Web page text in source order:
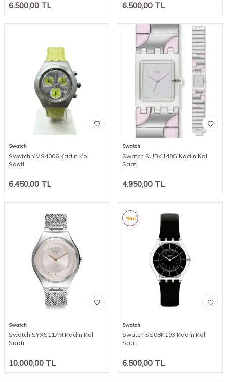
6.500,00 TL 6.500,00 TL
Swatch
Swatch YMS4006 Kadın Kol
Saati
6.450,00 TL
Swatch
Swatch SUBK148G Kadın Kol
Saati
4.950,00 TL
Swatch
Swatch SYXS117M Kadın Kol
Saati
10.000,00 TL
Yeni
Swatch
Swatch SS08K103 Kadın Kol
Saati
6.500,00 TL